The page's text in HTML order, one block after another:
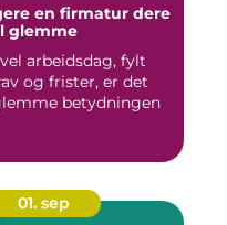
en firmatur dere
glemme
arbeidsdag, fylt
og frister, er det
betydningen
01. sep